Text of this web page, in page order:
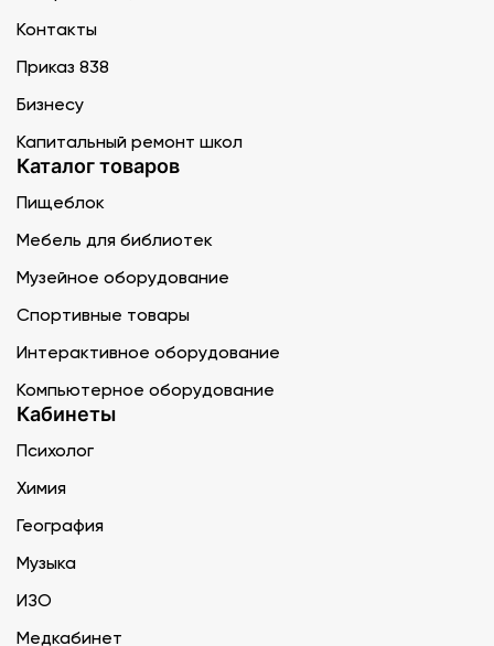
Контакты
Приказ 838
Бизнесу
Капитальный ремонт школ
Каталог товаров
Пищеблок
Мебель для библиотек
Музейное оборудование
Спортивные товары
Интерактивное оборудование
Компьютерное оборудование
Кабинеты
Психолог
Химия
География
Музыка
ИЗО
Медкабинет